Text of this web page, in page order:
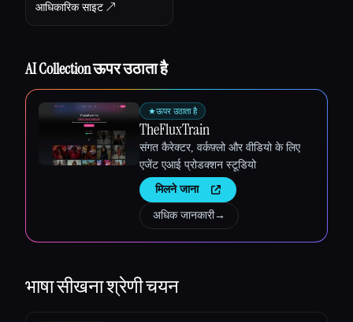
आधिकारिक साइट ↗︎
AI Collection ऊपर उठाता है
★ऊपर उठाता है
TheFluxTrain
संगत कैरेक्टर, वर्कफ़्लो और वीडियो के लिए
एजेंट एआई प्रोडक्शन स्टूडियो
मिलने जाना
अधिक जानकारी→
भाषा सीखनाश्रेणी चयन